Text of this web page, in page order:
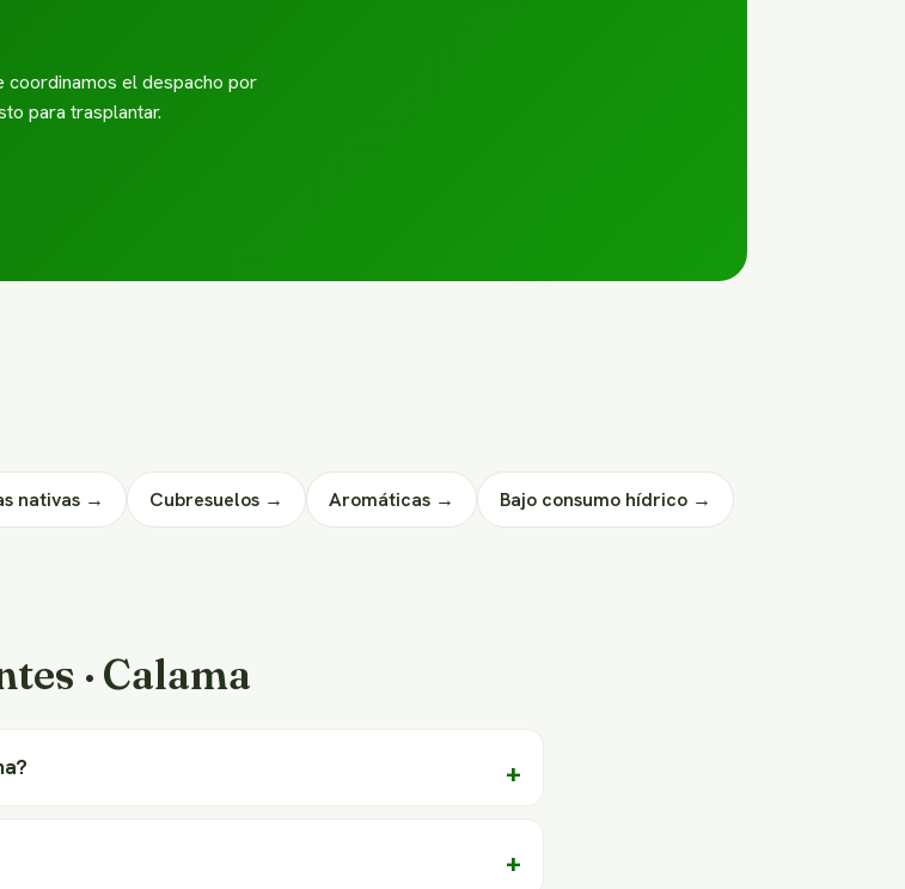
coordinamos el despacho por
para trasplantar.
nativas → Cubresuelos → Aromáticas → Bajo consumo hídrico →
· Calama